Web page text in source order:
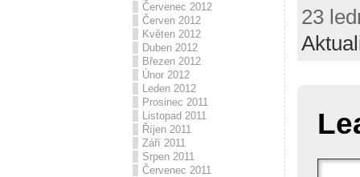
Červenec 2012
Červen 2012
Květen 2012
Duben 2012
Březen 2012
Únor 2012
Leden 2012
Prosinec 2011
Listopad 2011
Říjen 2011
Září 2011
Srpen 2011
Červenec 2011
23